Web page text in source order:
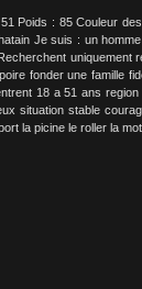
Poids : 85 Couleur
Je suis : un
uniquement
fonder une famille
18 a 51 ans
situation stable
la picine le roller la